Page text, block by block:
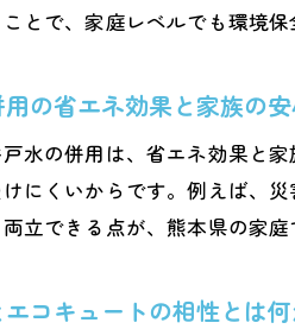
とで、家庭レベルでも環境
の省エネ効果と家族の
水の併用は、省エネ効果と
にくいからです。例えば、
立できる点が、熊本県の家庭
コキュートの相性とは